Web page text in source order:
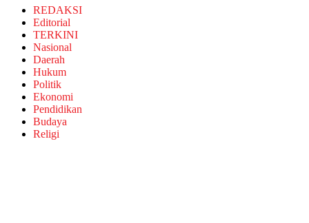
REDAKSI
Editorial
TERKINI
Nasional
Daerah
Hukum
Politik
Ekonomi
Pendidikan
Budaya
Religi